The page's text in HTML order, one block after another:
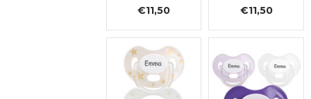
€11,50 €11,50